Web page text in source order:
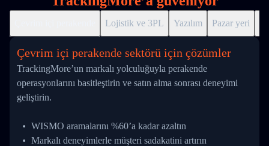
Lojistik ve 3PL Yazılım Pazar yeri
Çevrim içi perakende sektörü için çözümler
TrackingMore’un markalı yolculuğuyla perakende
operasyonlarını basitleştirin ve satın alma sonrası deneyimi
geliştirin.
WISMO aramalarını %60’a kadar azaltın
Markalı deneyimlerle müşteri sadakatini artırın